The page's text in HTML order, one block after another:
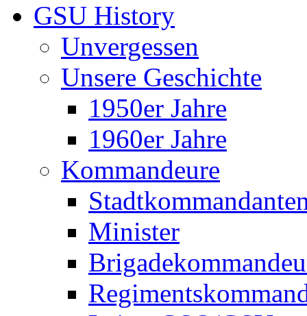
GSU History
Unvergessen
Unsere Geschichte
1950er Jahre
1960er Jahre
Kommandeure
Minister